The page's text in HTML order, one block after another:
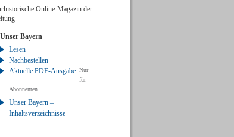
Online-Magazin der
Unser Bayern
Lesen
Nachbestellen
Aktuelle PDF-Ausgabe Nur
für
Abonnenten
Unser Bayern –
Inhaltsverzeichnisse